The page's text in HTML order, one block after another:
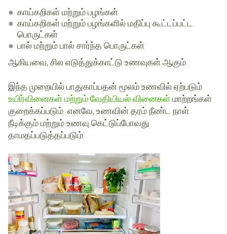
காய்கறிகள் மற்றும் பழங்கள்
காய்கறிகள் மற்றும் பழங்களில் மதிப்பு கூட்டப்பட்ட
பொருட்கள்
பால் மற்றும் பால் சார்ந்த பொருட்கள்
ஆகியவை, சில எடுத்துக்காட்டு உணவுகள் ஆகும்.
இந்த முறையில் பாதுகாப்பதன் மூலம் உணவில் ஏற்படும்
உயிர்வினைகள் மற்றும் வேதியியல் வினைகள்மாற்றங்கள்
குறைக்கப்படும். எனவே, உணவின் தரம் நீண்ட நாள்
நீடிக்கும் மற்றும் உணவு கெட்டுப்போவது
தாமதப்படுத்தப்படும்.